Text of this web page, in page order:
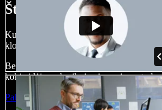
Štai ką galite nuveikti su
Kurkite įgarsinimus, pridėkite
klonuokite balsą – kurkite pilnus,
Be jokių mokymų ir viskas naršyklėje –
kokią idėją, neberibojami senųjų metodų.
Paleisti studiją